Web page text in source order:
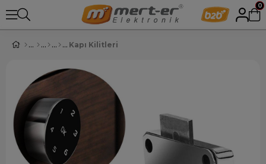
0
Kapı Kilitleri